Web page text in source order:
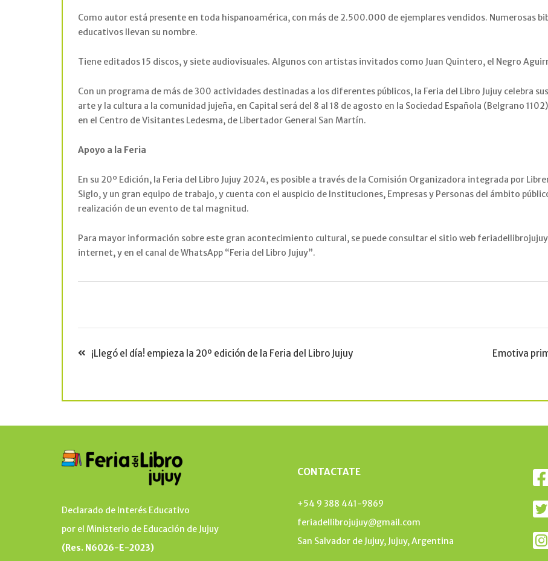
Como autor está presente en toda hispanoamérica, con más de 2.500.000 de ejemplares vendidos. Numerosas
educativos llevan su nombre.
Tiene editados 15 discos, y siete audiovisuales. Algunos con artistas invitados como Juan Quintero, el Negro
Con un programa de más de 300 actividades destinadas a los diferentes públicos, la Feria del Libro Jujuy celebra
arte y la cultura a la comunidad jujeña, en Capital será del 8 al 18 de agosto en la Sociedad Española (Belgrano
en el Centro de Visitantes Ledesma, de Libertador General San Martín.
Apoyo a la Feria
En su 20º Edición, la Feria del Libro Jujuy 2024, es posible a través de la Comisión Organizadora integrada por
Siglo, y un gran equipo de trabajo, y cuenta con el auspicio de Instituciones, Empresas y Personas del ámbito
realización de un evento de tal magnitud.
Para mayor información sobre este gran acontecimiento cultural, se puede consultar el sitio web
internet, y en el canal de WhatsApp “Feria del Libro Jujuy”.
¡Llegó el día! empieza la 20º edición de la Feria del Libro Jujuy Emotiva
Declarado de Interés Educativo
por el Ministerio de Educación de Jujuy
(Res. N6026-E-2023)
CONTACTATE
+54 9 388 441-9869
feriadellibrojujuy@gmail.com
San Salvador de Jujuy, Jujuy, Argentina